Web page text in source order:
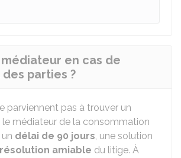
en cas de
parties ?
parviennent pas à trouver un
le médiateur de la consommation
délai de 90 jours, une solution
résolution amiable du litige. À